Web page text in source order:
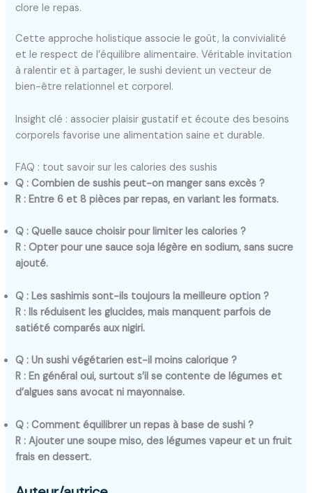
clore le repas.
Cette approche holistique associe le goût, la convivialité
et le respect de l’équilibre alimentaire. Véritable invitation
à ralentir et à partager, le sushi devient un vecteur de
bien-être relationnel et corporel.
Insight clé : associer plaisir gustatif et écoute des besoins
corporels favorise une alimentation saine et durable.
FAQ : tout savoir sur les calories des sushis
Q : Combien de sushis peut-on manger sans excès ?
R : Entre 6 et 8 pièces par repas, en variant les formats.
Q : Quelle sauce choisir pour limiter les calories ?
R : Opter pour une sauce soja légère en sodium, sans sucre
ajouté.
Q : Les sashimis sont-ils toujours la meilleure option ?
R : Ils réduisent les glucides, mais manquent parfois de
satiété comparés aux nigiri.
Q : Un sushi végétarien est-il moins calorique ?
R : En général oui, surtout s’il se contente de légumes et
d’algues sans avocat ni mayonnaise.
Q : Comment équilibrer un repas à base de sushi ?
R : Ajouter une soupe miso, des légumes vapeur et un fruit
frais en dessert.